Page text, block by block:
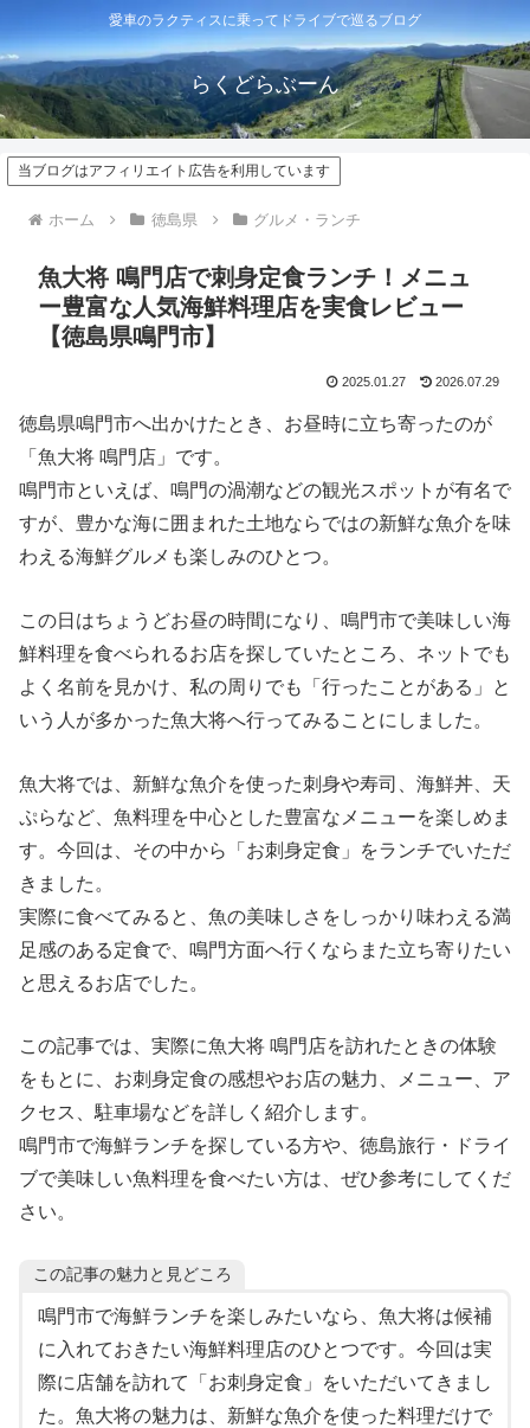
愛車のラクティスに乗ってドライブで巡るブログ
らくどらぶーん
当ブログはアフィリエイト広告を利用しています
ホーム 徳島県 グルメ・ランチ
魚大将 鳴門店で刺身定食ランチ！メニュ
ー豊富な人気海鮮料理店を実食レビュー
【徳島県鳴門市】
2025.01.27 2026.07.29
徳島県鳴門市へ出かけたとき、お昼時に立ち寄ったのが
「魚大将 鳴門店」です。
鳴門市といえば、鳴門の渦潮などの観光スポットが有名で
すが、豊かな海に囲まれた土地ならではの新鮮な魚介を味
わえる海鮮グルメも楽しみのひとつ。
この日はちょうどお昼の時間になり、鳴門市で美味しい海
鮮料理を食べられるお店を探していたところ、ネットでも
よく名前を見かけ、私の周りでも「行ったことがある」と
いう人が多かった魚大将へ行ってみることにしました。
魚大将では、新鮮な魚介を使った刺身や寿司、海鮮丼、天
ぷらなど、魚料理を中心とした豊富なメニューを楽しめま
す。今回は、その中から「お刺身定食」をランチでいただ
きました。
実際に食べてみると、魚の美味しさをしっかり味わえる満
足感のある定食で、鳴門方面へ行くならまた立ち寄りたい
と思えるお店でした。
この記事では、実際に魚大将 鳴門店を訪れたときの体験
をもとに、お刺身定食の感想やお店の魅力、メニュー、ア
クセス、駐車場などを詳しく紹介します。
鳴門市で海鮮ランチを探している方や、徳島旅行・ドライ
ブで美味しい魚料理を食べたい方は、ぜひ参考にしてくだ
さい。
この記事の魅力と見どころ
鳴門市で海鮮ランチを楽しみたいなら、魚大将は候補
に入れておきたい海鮮料理店のひとつです。今回は実
際に店舗を訪れて「お刺身定食」をいただいてきまし
た。魚大将の魅力は、新鮮な魚介を使った料理だけで